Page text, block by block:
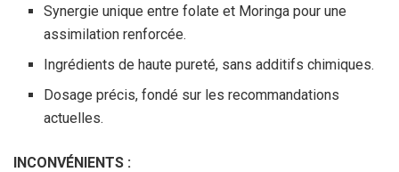
Synergie unique entre folate et Moringa pour une
assimilation renforcée.
Ingrédients de haute pureté, sans additifs chimiques.
Dosage précis, fondé sur les recommandations
actuelles.
INCONVÉNIENTS :